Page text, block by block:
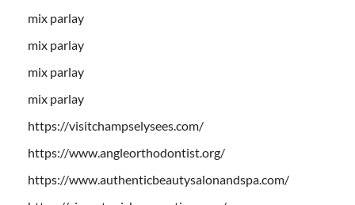
mix parlay
mix parlay
mix parlay
mix parlay
https://visitchampselysees.com/
https://www.angleorthodontist.org/
https://www.authenticbeautysalonandspa.com/